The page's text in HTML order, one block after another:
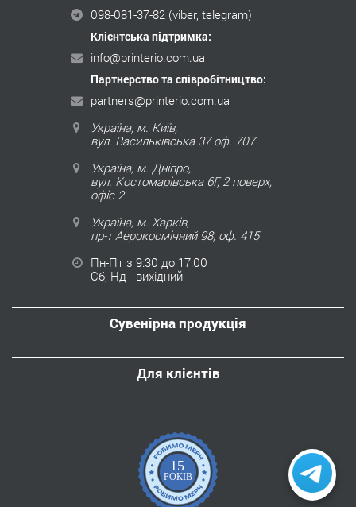
098-081-37-82 (viber, telegram)
Клієнтська підтримка:
info@printerio.com.ua
Партнерство та співробітництво:
partners@printerio.com.ua
Україна, м. Київ,
вул. Васильківська 37 оф. 707
Україна, м. Дніпро,
вул. Костомарівська 6Г, 2 поверх,
офіс 2
Україна, м. Харків,
пр-т Аерокосмічний 98, оф. 415
Пн-Пт з 9:30 до 17:00
Сб, Нд - вихідний
Сувенірна продукція
Для клієнтів
15
РОКІВ